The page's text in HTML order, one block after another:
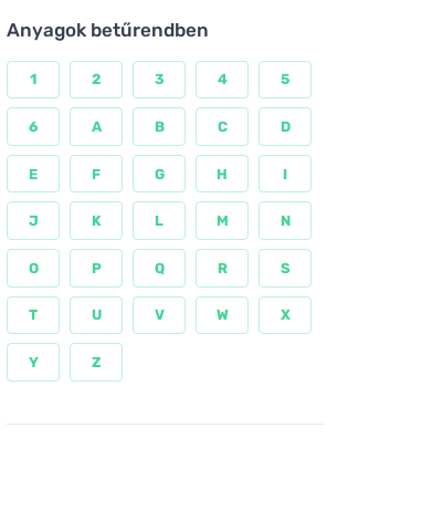
Anyagok betűrendben
1 2 3 4 5
6 A B C D
E F G H I
J K L M N
O P Q R S
T U V W X
Y Z